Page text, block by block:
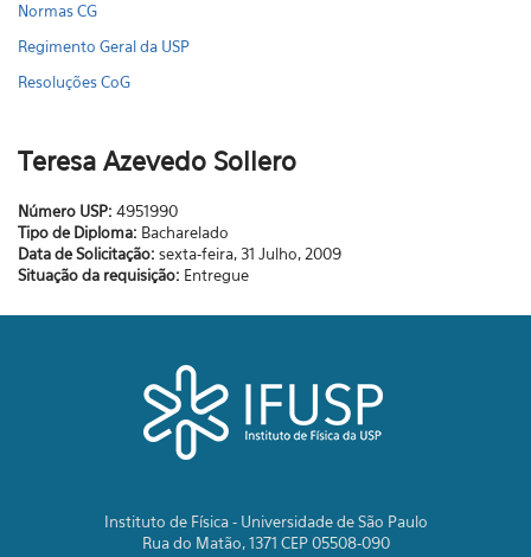
Normas CG
Regimento Geral da USP
Resoluções CoG
Teresa Azevedo Sollero
Número USP: 4951990
Tipo de Diploma: Bacharelado
Data de Solicitação: sexta-feira, 31 Julho, 2009
Situação da requisição: Entregue
Instituto de Física - Universidade de São Paulo
Rua do Matão, 1371 CEP 05508-090